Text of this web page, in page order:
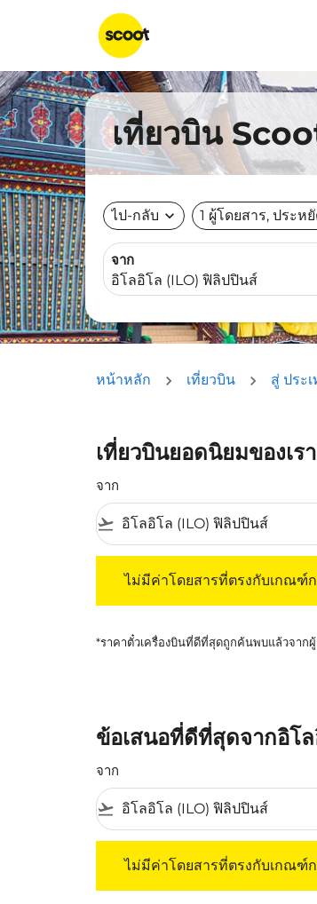
เที่ยวบิน
ไป-กลับ expand_more 1 ผู้โดยสาร, ประห
จาก
หน้าหลัก เที่ยวบิน สู่ ประ
เที่ยวบินยอดนิยมของเร
จาก
flight_takeoff
ไม่มีค่าโดยสารที่ตรงกับเกณฑ์
*ราคาตั๋วเครื่องบินที่ดีที่สุดถูกค้นพบแล้วจาก
ข้อเสนอที่ดีที่สุดจากอิโ
จาก
flight_takeoff
ไม่มีค่าโดยสารที่ตรงกับเกณฑ์